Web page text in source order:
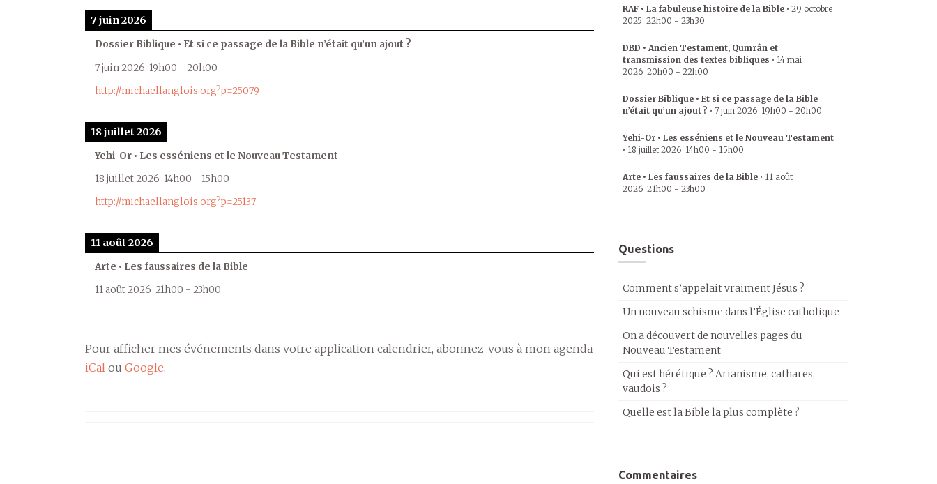
7 juin 2026
Dossier Biblique • Et si ce passage de la Bible n’était qu’un ajout ?
7 juin 2026 19h00 - 20h00
http://michaellanglois.org?p=25079
18 juillet 2026
Yehi-Or • Les esséniens et le Nouveau Testament
18 juillet 2026 14h00 - 15h00
http://michaellanglois.org?p=25137
11 août 2026
Arte • Les faussaires de la Bible
11 août 2026 21h00 - 23h00
Pour afficher mes événements dans votre application calendrier, abonnez-vous à mon agenda
iCal ou Google.
RAF • La fabuleuse histoire de la Bible • 29 octobre
2025 22h00 - 23h30
DBD • Ancien Testament, Qumrân et
transmission des textes bibliques • 14 mai
2026 20h00 - 22h00
Dossier Biblique • Et si ce passage de la Bible
n’était qu’un ajout ? • 7 juin 2026 19h00 - 20h00
Yehi-Or • Les esséniens et le Nouveau Testament
• 18 juillet 2026 14h00 - 15h00
Arte • Les faussaires de la Bible • 11 août
2026 21h00 - 23h00
Questions
Comment s’appelait vraiment Jésus ?
Un nouveau schisme dans l’Église catholique
On a découvert de nouvelles pages du
Nouveau Testament
Qui est hérétique ? Arianisme, cathares,
vaudois ?
Quelle est la Bible la plus complète ?
Commentaires